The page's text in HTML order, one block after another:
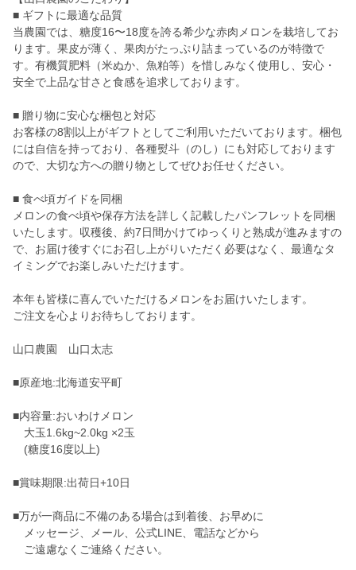
■ ギフトに最適な品質
当農園では、糖度16〜18度を誇る希少な赤肉メロンを栽培してお
ります。果皮が薄く、果肉がたっぷり詰まっているのが特徴で
す。有機質肥料（米ぬか、魚粕等）を惜しみなく使用し、安心・
安全で上品な甘さと食感を追求しております。
■ 贈り物に安心な梱包と対応
お客様の8割以上がギフトとしてご利用いただいております。梱包
には自信を持っており、各種熨斗（のし）にも対応しております
ので、大切な方への贈り物としてぜひお任せください。
■ 食べ頃ガイドを同梱
メロンの食べ頃や保存方法を詳しく記載したパンフレットを同梱
いたします。収穫後、約7日間かけてゆっくりと熟成が進みますの
で、お届け後すぐにお召し上がりいただく必要はなく、最適なタ
イミングでお楽しみいただけます。
本年も皆様に喜んでいただけるメロンをお届けいたします。
ご注文を心よりお待ちしております。
山口農園 山口太志
■原産地:北海道安平町
■内容量:おいわけメロン
大玉1.6kg~2.0kg ×2玉
(糖度16度以上)
■賞味期限:出荷日+10日
■万が一商品に不備のある場合は到着後、お早めに
メッセージ、メール、公式LINE、電話などから
ご遠慮なくご連絡ください。